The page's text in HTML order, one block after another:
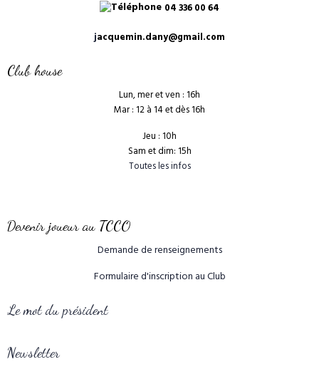
04 336 00 64
jacquemin.dany@gmail.com
Club house
Lun, mer et ven : 16h
Mar : 12 à 14 et dès 16h
Jeu : 10h
Sam et dim: 15h
Toutes les infos
Devenir joueur au TCCO
Demande de renseignements
Formulaire d'inscription au Club
Le mot du président
Newsletter